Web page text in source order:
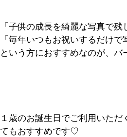
「子供の成長を綺麗な写真で残
「毎年いつもお祝いするだけ
という方におすすめなのが、バ
１歳のお誕生日でご利用いた
てもおすすめです♡